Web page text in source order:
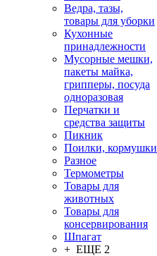
Ведра, тазы,
товары для уборки
Кухонные
принадлежности
Мусорные мешки,
пакеты майка,
грипперы, посуда
одноразовая
Перчатки и
средства защиты
Пикник
Поилки, кормушки
Разное
Термометры
Товары для
животных
Товары для
консервирования
Шпагат
+ ЕЩЕ 2